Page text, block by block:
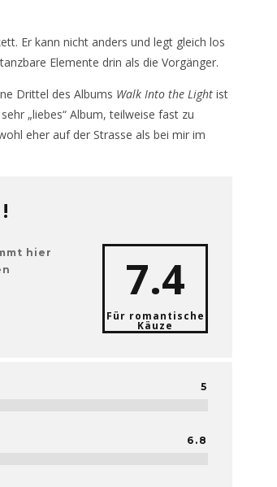
Er kann nicht anders und legt gleich los
Elemente drin als die Vorgänger.
Drittel des Albums Walk Into the Light ist
„liebes“ Album, teilweise fast zu
eher auf der Strasse als bei mir im
hier
7.4
Für romantische
Käuze
5
6.8